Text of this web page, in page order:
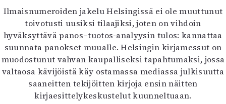
4/2026
2–3/2026
1/2026
6/2025
5/2025 saame
5/2025
Lehtiarkisto
Ilmaisnumeroiden jakelu Helsingissä ei ole muuttunut
toivotusti uusiksi tilaajiksi, joten on vihdoin
hyväksyttävä panos–tuotos-analyysin tulos: kannattaa
suunnata panokset muualle. Helsingin kirjamessut on
muodostunut vahvan kaupalliseksi tapahtumaksi, jossa
valtaosa kävijöistä käy ostamassa mediassa julkisuutta
saaneitten tekijöitten kirjoja ensin näitten
kirjaesittelykeskustelut kuunneltuaan.